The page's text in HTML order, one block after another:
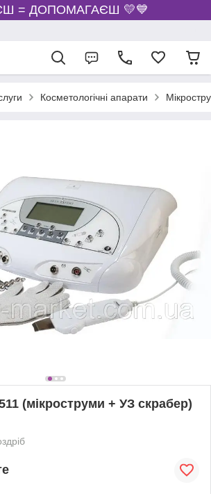
= ДОПОМАГАЄШ 💛💙
Косметологічні апарати
(мікроструми + УЗ скрабер)